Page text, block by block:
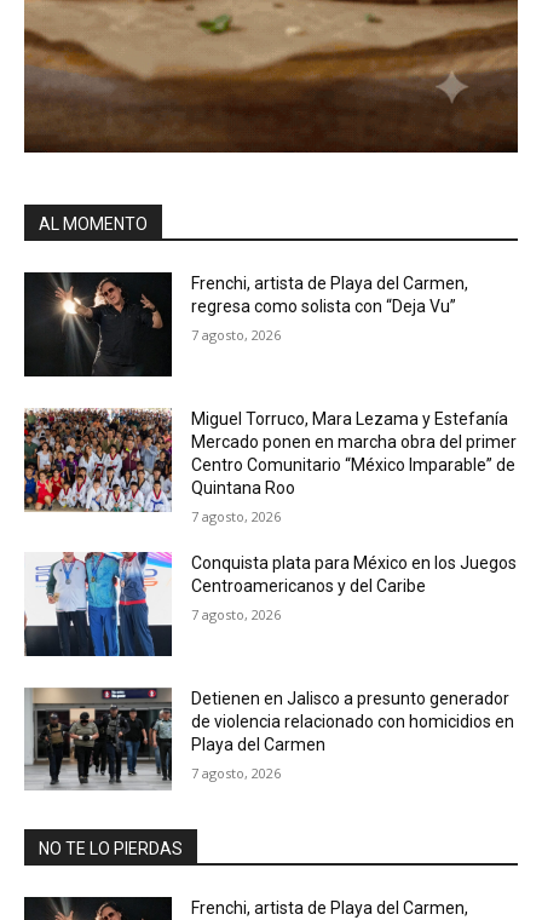
AL MOMENTO
Frenchi, artista de Playa del Carmen,
regresa como solista con “Deja Vu”
7 agosto, 2026
Miguel Torruco, Mara Lezama y Estefanía
Mercado ponen en marcha obra del primer
Centro Comunitario “México Imparable” de
Quintana Roo
7 agosto, 2026
Conquista plata para México en los Juegos
Centroamericanos y del Caribe
7 agosto, 2026
Detienen en Jalisco a presunto generador
de violencia relacionado con homicidios en
Playa del Carmen
7 agosto, 2026
NO TE LO PIERDAS
Frenchi, artista de Playa del Carmen,